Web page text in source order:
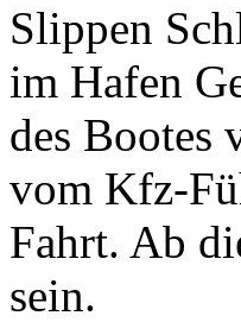
Slippen
im Hafen
des Bootes
vom Kfz-
Fahrt. Ab
sein.